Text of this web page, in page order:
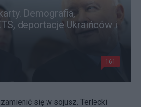
Demografia,
deportacje Ukraińców i
161
zamienić się w sojusz. Terlecki